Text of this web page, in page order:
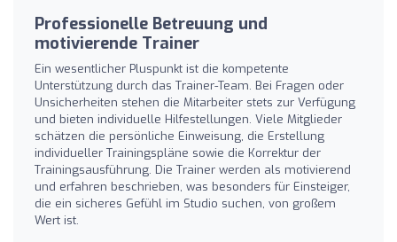
Professionelle Betreuung und
motivierende Trainer
Ein wesentlicher Pluspunkt ist die kompetente
Unterstützung durch das Trainer-Team. Bei Fragen oder
Unsicherheiten stehen die Mitarbeiter stets zur Verfügung
und bieten individuelle Hilfestellungen. Viele Mitglieder
schätzen die persönliche Einweisung, die Erstellung
individueller Trainingspläne sowie die Korrektur der
Trainingsausführung. Die Trainer werden als motivierend
und erfahren beschrieben, was besonders für Einsteiger,
die ein sicheres Gefühl im Studio suchen, von großem
Wert ist.